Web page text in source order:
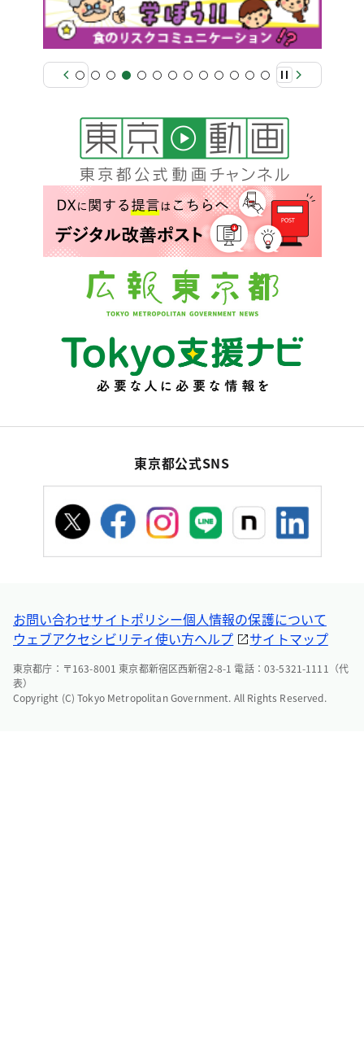
東京都公式SNS
お問い合わせサイトポリシー個人情報の保護について
ウェブアクセシビリティ使い方ヘルプ サイトマップ
東京都庁：〒163-8001 東京都新宿区西新宿2-8-1 電話：03-5321-1111（代
表）
Copyright (C) Tokyo Metropolitan Government. All Rights Reserved.